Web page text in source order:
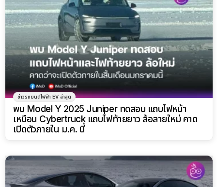
ข่าวรถยนต์ไฟฟ้า EV ล่าสุด
พบ Model Y 2025 Juniper ทดสอบ แถบไฟหน้า
เหมือน Cybertruck แถบไฟท้ายยาว ล้อลายใหม่ คาด
เปิดตัวภายใน ม.ค. นี้